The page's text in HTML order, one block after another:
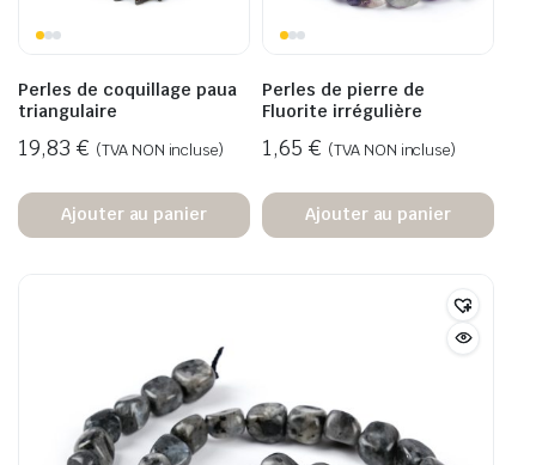
Perles de coquillage paua
triangulaire
19,83 € (TVA NON incluse)
Ajouter au panier
Perles de pierre de
Fluorite irrégulière
1,65 € (TVA NON incluse)
Ajouter au panier